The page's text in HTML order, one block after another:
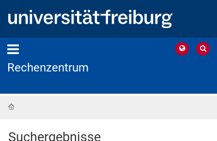
Rechenzentrum
Suchergebnisse